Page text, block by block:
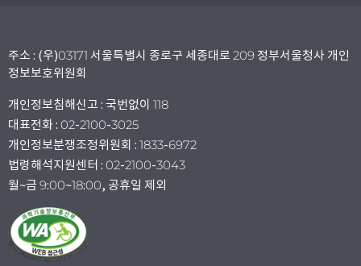
주소 : (우)03171 서울특별시 종로구 세종대로 209 정부서울청사 개인
정보보호위원회
개인정보침해신고 : 국번없이 118
대표전화 : 02-2100-3025
개인정보분쟁조정위원회 : 1833-6972
법령해석지원센터 : 02-2100-3043
월~금 9:00~18:00, 공휴일 제외